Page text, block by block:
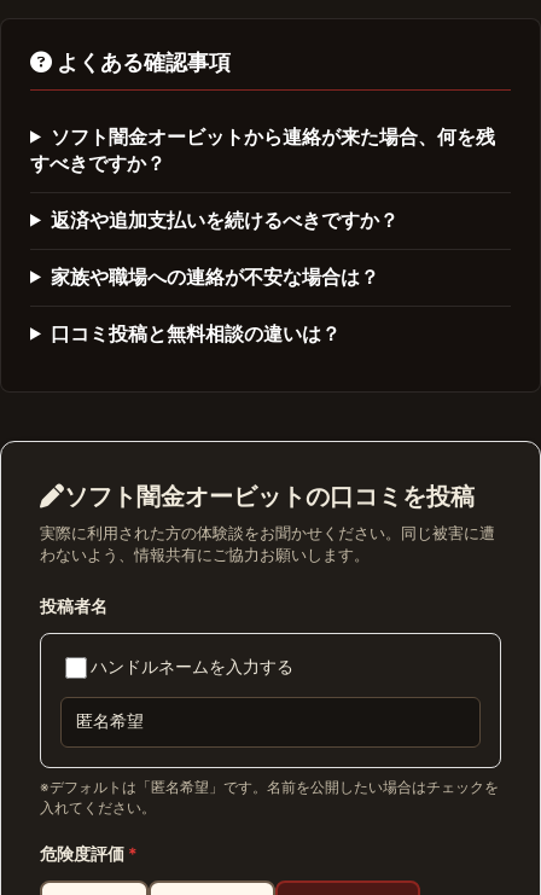
よくある確認事項
ソフト闇金オービットから連絡が来た場合、何を残
すべきですか？
返済や追加支払いを続けるべきですか？
家族や職場への連絡が不安な場合は？
口コミ投稿と無料相談の違いは？
ソフト闇金オービットの口コミを投稿
実際に利用された方の体験談をお聞かせください。同じ被害に遭
わないよう、情報共有にご協力お願いします。
投稿者名
ハンドルネームを入力する
※デフォルトは「匿名希望」です。名前を公開したい場合はチェックを
入れてください。
危険度評価 *